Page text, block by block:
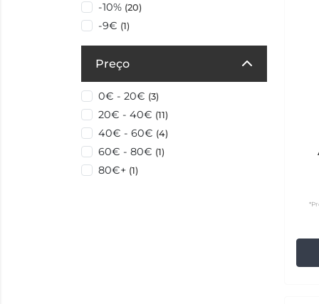
-10% (20)
-9€ (1)
Preço
0€ - 20€ (3)
20€ - 40€ (11)
40€ - 60€ (4)
60€ - 80€ (1)
80€+ (1)